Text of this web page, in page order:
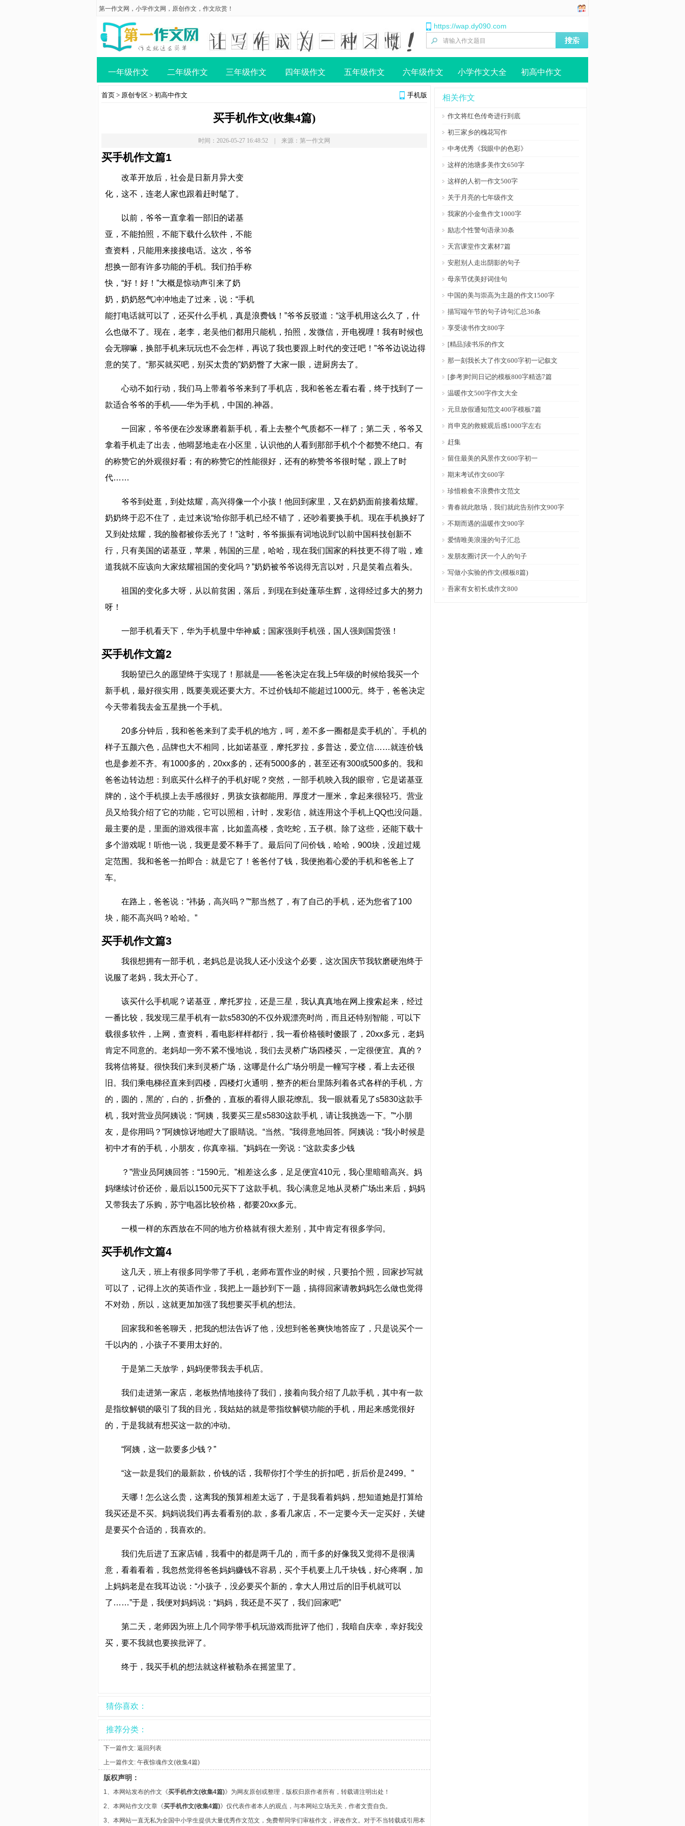
第一作文网 ， 小学作文网 ， 原创作文 ， 作文欣赏 ！
https://wap.dy090.com
一年级作文 二年级作文 三年级作文 四年级作文 五年级作文 六年级作文 小学作文大全 初高中作文
手机版
首页 > 原创专区 > 初高中作文
买手机作文(收集4篇)
时间：2026-05-27 16:48:52 | 来源：第一作文网
买手机作文篇1
改革开放后，社会是日新月异大变
化，这不，连老人家也跟着赶时髦了。
以前，爷爷一直拿着一部旧的诺基
亚，不能拍照，不能下载什么软件，不能
查资料，只能用来接接电话。这次，爷爷
想换一部有许多功能的手机。我们拍手称
快，“好！好！”大概是惊动声引来了奶
奶，奶奶怒气冲冲地走了过来，说：“手机
能打电话就可以了，还买什么手机，真是浪费钱！”爷爷反驳道：“这手机用这么久了，什
么也做不了。现在，老李，老吴他们都用只能机，拍照，发微信，开电视哩！我有时候也
会无聊嘛，换部手机来玩玩也不会怎样，再说了我也要跟上时代的变迁吧！”爷爷边说边得
意的笑了。“那买就买吧，别买太贵的”奶奶瞥了大家一眼，进厨房去了。
心动不如行动，我们马上带着爷爷来到了手机店，我和爸爸左看右看，终于找到了一
款适合爷爷的手机——华为手机，中国的.神器。
一回家，爷爷便在沙发琢磨着新手机，看上去整个气质都不一样了；第二天，爷爷又
拿着手机走了出去，他嘚瑟地走在小区里，认识他的人看到那部手机个个都赞不绝口。有
的称赞它的外观很好看；有的称赞它的性能很好，还有的称赞爷爷很时髦，跟上了时
代……
爷爷到处逛，到处炫耀，高兴得像一个小孩！他回到家里，又在奶奶面前接着炫耀。
奶奶终于忍不住了，走过来说“给你部手机已经不错了，还吵着要换手机。现在手机换好了
又到处炫耀，我的脸都被你丢光了！”这时，爷爷振振有词地说到“以前中国科技创新不
行，只有美国的诺基亚，苹果，韩国的三星，哈哈，现在我们国家的科技更不得了啦，难
道我就不应该向大家炫耀祖国的变化吗？”奶奶被爷爷说得无言以对，只是笑着点着头。
祖国的变化多大呀，从以前贫困，落后，到现在到处蓬荜生辉，这得经过多大的努力
呀！
一部手机看天下，华为手机显中华神威；国家强则手机强，国人强则国货强！
买手机作文篇2
我盼望已久的愿望终于实现了！那就是——爸爸决定在我上5年级的时候给我买一个
新手机，最好很实用，既要美观还要大方。不过价钱却不能超过1000元。终于，爸爸决定
今天带着我去金五星挑一个手机。
20多分钟后，我和爸爸来到了卖手机的地方，呵，差不多一圈都是卖手机的`。手机的
样子五颜六色，品牌也大不相同，比如诺基亚，摩托罗拉，多普达，爱立信……就连价钱
也是参差不齐。有1000多的，20xx多的，还有5000多的，甚至还有300或500多的。我和
爸爸边转边想：到底买什么样子的手机好呢？突然，一部手机映入我的眼帘，它是诺基亚
牌的，这个手机摸上去手感很好，男孩女孩都能用。厚度才一厘米，拿起来很轻巧。营业
员又给我介绍了它的功能，它可以照相，计时，发彩信，就连用这个手机上QQ也没问题。
最主要的是，里面的游戏很丰富，比如盖高楼，贪吃蛇，五子棋。除了这些，还能下载十
多个游戏呢！听他一说，我更是爱不释手了。最后问了问价钱，哈哈，900块，没超过规
定范围。我和爸爸一拍即合：就是它了！爸爸付了钱，我便抱着心爱的手机和爸爸上了
车。
在路上，爸爸说：“祎扬，高兴吗？”“那当然了，有了自己的手机，还为您省了100
块，能不高兴吗？哈哈。”
买手机作文篇3
我很想拥有一部手机，老妈总是说我人还小没这个必要，这次国庆节我软磨硬泡终于
说服了老妈，我太开心了。
该买什么手机呢？诺基亚，摩托罗拉，还是三星，我认真真地在网上搜索起来，经过
一番比较，我发现三星手机有一款s5830的不仅外观漂亮时尚，而且还特别智能，可以下
载很多软件，上网，查资料，看电影样样都行，我一看价格顿时傻眼了，20xx多元，老妈
肯定不同意的。老妈却一旁不紧不慢地说，我们去灵桥广场四楼买，一定很便宜。真的？
我将信将疑。很快我们来到灵桥广场，这哪是什么广场分明是一幢写字楼，看上去还很
旧。我们乘电梯径直来到四楼，四楼灯火通明，整齐的柜台里陈列着各式各样的手机，方
的，圆的，黑的'，白的，折叠的，直板的看得人眼花缭乱。我一眼就看见了s5830这款手
机，我对营业员阿姨说：“阿姨，我要买三星s5830这款手机，请让我挑选一下。”“小朋
友，是你用吗？”阿姨惊讶地瞪大了眼睛说。“当然。”我得意地回答。阿姨说：“我小时候是
初中才有的手机，小朋友，你真幸福。”妈妈在一旁说：“这款卖多少钱
？”营业员阿姨回答：“1590元。”相差这么多，足足便宜410元，我心里暗暗高兴。妈
妈继续讨价还价，最后以1500元买下了这款手机。我心满意足地从灵桥广场出来后，妈妈
又带我去了乐购，苏宁电器比较价格，都要20xx多元。
一模一样的东西放在不同的地方价格就有很大差别，其中肯定有很多学问。
买手机作文篇4
这几天，班上有很多同学带了手机，老师布置作业的时候，只要拍个照，回家抄写就
可以了，记得上次的英语作业，我把上一题抄到下一题，搞得回家请教妈妈怎么做也觉得
不对劲，所以，这就更加加强了我想要买手机的想法。
回家我和爸爸聊天，把我的想法告诉了他，没想到爸爸爽快地答应了，只是说买个一
千以内的，小孩子不要用太好的。
于是第二天放学，妈妈便带我去手机店。
我们走进第一家店，老板热情地接待了我们，接着向我介绍了几款手机，其中有一款
是指纹解锁的吸引了我的目光，我姑姑的就是带指纹解锁功能的手机，用起来感觉很好
的，于是我就有想买这一款的冲动。
“阿姨，这一款要多少钱？”
“这一款是我们的最新款，价钱的话，我帮你打个学生的折扣吧，折后价是2499。”
天哪！怎么这么贵，这离我的预算相差太远了，于是我看着妈妈，想知道她是打算给
我买还是不买。妈妈说我们再去看看别的.款，多看几家店，不一定要今天一定买好，关键
是要买个合适的，我喜欢的。
我们先后进了五家店铺，我看中的都是两千几的，而千多的好像我又觉得不是很满
意，看着看着，我忽然觉得爸爸妈妈赚钱不容易，买个手机要上几千块钱，好心疼啊，加
上妈妈老是在我耳边说：“小孩子，没必要买个新的，拿大人用过后的旧手机就可以
了……”于是，我便对妈妈说：“妈妈，我还是不买了，我们回家吧”
第二天，老师因为班上几个同学带手机玩游戏而批评了他们，我暗自庆幸，幸好我没
买，要不我就也要挨批评了。
终于，我买手机的想法就这样被勒杀在摇篮里了。
猜你喜欢：
推荐分类：
下一篇作文: 返回列表
上一篇作文: 午夜惊魂作文(收集4篇)
版权声明：
1、本网站发布的作文《买手机作文(收集4篇)》为网友原创或整理，版权归原作者所有，转载请注明出处！
2、本网站作文/文章《买手机作文(收集4篇)》仅代表作者本人的观点，与本网站立场无关，作者文责自负。
3、本网站一直无私为全国中小学生提供大量优秀作文范文，免费帮同学们审核作文，评改作文。对于不当转载或引用本
相关作文
作文将红色传奇进行到底
初三家乡的槐花写作
中考优秀《我眼中的色彩》
这样的池塘多美作文650字
这样的人初一作文500字
关于月亮的七年级作文
我家的小金鱼作文1000字
励志个性警句语录30条
天宫课堂作文素材7篇
安慰别人走出阴影的句子
母亲节优美好词佳句
中国的美与崇高为主题的作文1500字
描写端午节的句子诗句汇总36条
享受读书作文800字
[精品]读书乐的作文
那一刻我长大了作文600字初一记叙文
[参考]时间日记的模板800字精选7篇
温暖作文500字作文大全
元旦放假通知范文400字模板7篇
肖申克的救赎观后感1000字左右
赶集
留住最美的风景作文600字初一
期末考试作文600字
珍惜粮食不浪费作文范文
青春就此散场，我们就此告别作文900字
不期而遇的温暖作文900字
爱情唯美浪漫的句子汇总
发朋友圈讨厌一个人的句子
写做小实验的作文(模板8篇)
吾家有女初长成作文800